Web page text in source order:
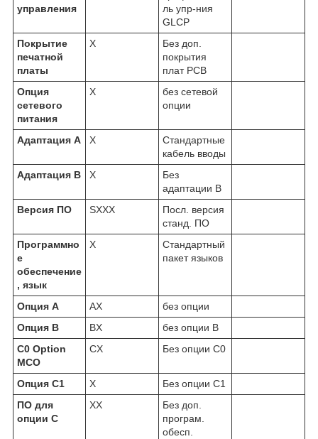
управления
ль упр-ния
GLCP
Покрытие
печатной
платы
X
Без доп.
покрытия
плат PCB
Опция
сетевого
питания
X
без сетевой
опции
Адаптация А X
Стандартные
кабель вводы
Адаптация В
X
Без
адаптации B
Версия ПО
SXXX
Посл. версия
станд. ПО
Программно
е
обеспечение
, язык
X
Стандартный
пакет языков
Опция A AX
без опции
Опция В
BX
без опции В
C0 Option
MCO
CX Без опции С0
Опция C1 X
Без опции C1
ПО для
опции С
XX
Без доп.
програм.
обесп.